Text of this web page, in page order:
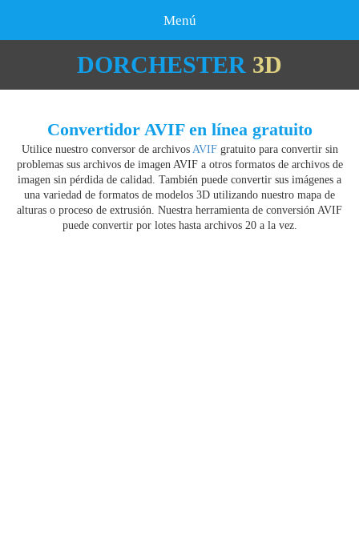
Menú
DORCHESTER 3D
Convertidor AVIF en línea gratuito
Utilice nuestro conversor de archivos AVIFgratuito para convertir sin
problemas sus archivos de imagen AVIF a otros formatos de archivos de
imagen sin pérdida de calidad. También puede convertir sus imágenes a
una variedad de formatos de modelos 3D utilizando nuestro mapa de
alturas o proceso de extrusión. Nuestra herramienta de conversión AVIF
puede convertir por lotes hasta archivos 20 a la vez.